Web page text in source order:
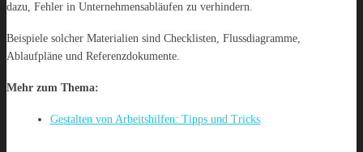
dazu, Fehler in Unternehmensabläufen zu verhindern.
Beispiele solcher Materialien sind Checklisten, Flussdiagramme,
Ablaufpläne und Referenzdokumente.
Mehr zum Thema:
Gestalten von Arbeitshilfen: Tipps und Tricks